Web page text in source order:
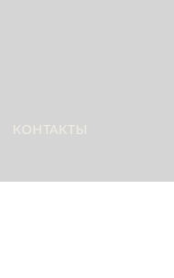
КОНТАКТЫ